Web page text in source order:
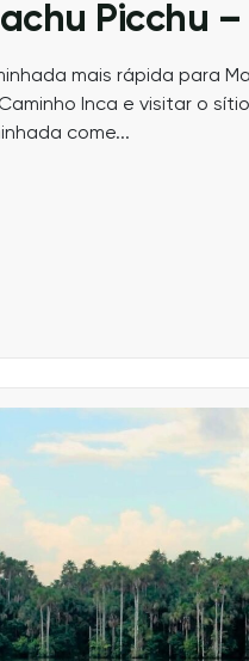
Picchu –
mais rápida para
Inca e visitar o
come...